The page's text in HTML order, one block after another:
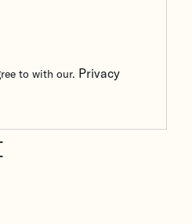
to with our. Privacy